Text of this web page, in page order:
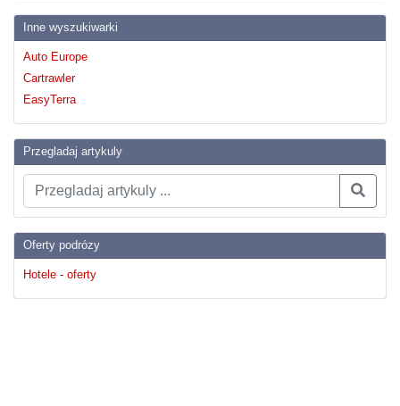
Inne wyszukiwarki
Auto Europe
Cartrawler
EasyTerra
Przegladaj artykuly
Oferty podrózy
Hotele - oferty